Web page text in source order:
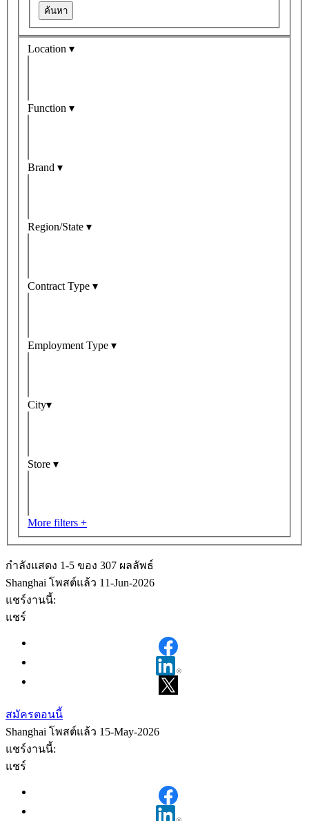
ค้นหา
Location ▾
Function ▾
Brand ▾
Region/State ▾
Contract Type ▾
Employment Type ▾
City▾
Store ▾
More filters +
กำลังแสดง 1-5 ของ 307 ผลลัพธ์
Shanghai โพสต์แล้ว 11-Jun-2026
แชร์งานนี้:
แชร์
สมัครตอนนี้
Shanghai โพสต์แล้ว 15-May-2026
แชร์งานนี้:
แชร์